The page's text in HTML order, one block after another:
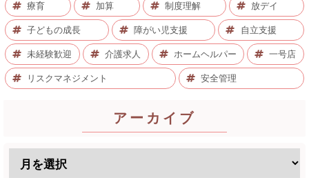
療育 加算 制度理解 放デイ
子どもの成長 障がい児支援 自立支援
未経験歓迎 介護求人 ホームヘルパー 一号店
リスクマネジメント 安全管理
アーカイブ